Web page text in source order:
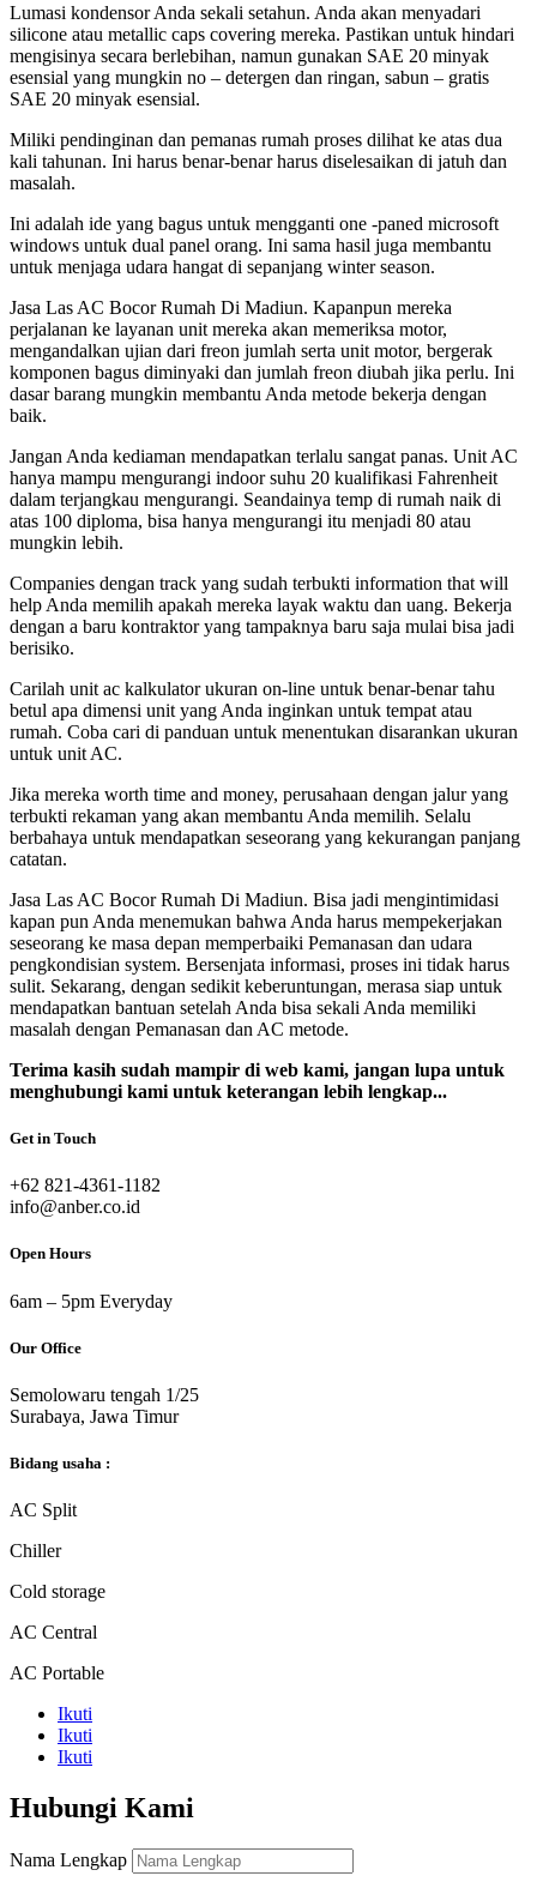
Lumasi kondensor Anda sekali setahun. Anda akan menyadari
silicone atau metallic caps covering mereka. Pastikan untuk hindari
mengisinya secara berlebihan, namun gunakan SAE 20 minyak
esensial yang mungkin no – detergen dan ringan, sabun – gratis
SAE 20 minyak esensial.
Miliki pendinginan dan pemanas rumah proses dilihat ke atas dua
kali tahunan. Ini harus benar-benar harus diselesaikan di jatuh dan
masalah.
Ini adalah ide yang bagus untuk mengganti one -paned microsoft
windows untuk dual panel orang. Ini sama hasil juga membantu
untuk menjaga udara hangat di sepanjang winter season.
Jasa Las AC Bocor Rumah Di Madiun. Kapanpun mereka
perjalanan ke layanan unit mereka akan memeriksa motor,
mengandalkan ujian dari freon jumlah serta unit motor, bergerak
komponen bagus diminyaki dan jumlah freon diubah jika perlu. Ini
dasar barang mungkin membantu Anda metode bekerja dengan
baik.
Jangan Anda kediaman mendapatkan terlalu sangat panas. Unit AC
hanya mampu mengurangi indoor suhu 20 kualifikasi Fahrenheit
dalam terjangkau mengurangi. Seandainya temp di rumah naik di
atas 100 diploma, bisa hanya mengurangi itu menjadi 80 atau
mungkin lebih.
Companies dengan track yang sudah terbukti information that will
help Anda memilih apakah mereka layak waktu dan uang. Bekerja
dengan a baru kontraktor yang tampaknya baru saja mulai bisa jadi
berisiko.
Carilah unit ac kalkulator ukuran on-line untuk benar-benar tahu
betul apa dimensi unit yang Anda inginkan untuk tempat atau
rumah. Coba cari di panduan untuk menentukan disarankan ukuran
untuk unit AC.
Jika mereka worth time and money, perusahaan dengan jalur yang
terbukti rekaman yang akan membantu Anda memilih. Selalu
berbahaya untuk mendapatkan seseorang yang kekurangan panjang
catatan.
Jasa Las AC Bocor Rumah Di Madiun. Bisa jadi mengintimidasi
kapan pun Anda menemukan bahwa Anda harus mempekerjakan
seseorang ke masa depan memperbaiki Pemanasan dan udara
pengkondisian system. Bersenjata informasi, proses ini tidak harus
sulit. Sekarang, dengan sedikit keberuntungan, merasa siap untuk
mendapatkan bantuan setelah Anda bisa sekali Anda memiliki
masalah dengan Pemanasan dan AC metode.
Terima kasih sudah mampir di web kami, jangan lupa untuk
menghubungi kami untuk keterangan lebih lengkap...
Get in Touch
‎+62 821-4361-1182
info@anber.co.id
Open Hours
6am – 5pm Everyday
Our Office
Semolowaru tengah 1/25
Surabaya, Jawa Timur
Bidang usaha :
AC Split
Chiller
Cold storage
AC Central
AC Portable
Ikuti
Ikuti
Ikuti
Hubungi Kami
Nama Lengkap